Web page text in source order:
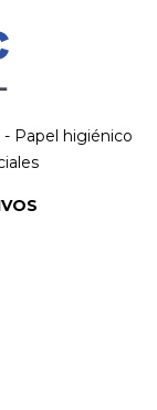
Papel higiénico